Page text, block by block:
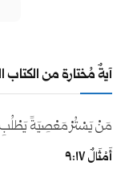
آيةٌ مُختارة من
مَنْ يَسْتُرْ مَعْصِيَةً يَطْلُبِ
أَمْثَالٌ ١٧:‏٩